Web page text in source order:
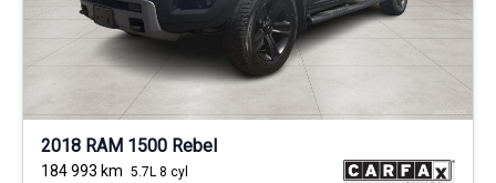
2018 RAM 1500 Rebel
184 993 km 5.7L 8 cyl